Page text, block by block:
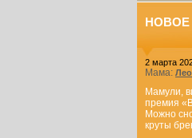
НОВОЕ
2 марта
Мама:
Мамули,
премия
Можно
круты